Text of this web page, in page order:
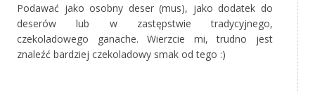
Podawać jako osobny deser (mus), jako dodatek do
deserów lub w zastępstwie tradycyjnego,
czekoladowego ganache. Wierzcie mi, trudno jest
znaleźć bardziej czekoladowy smak od tego :)